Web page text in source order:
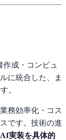
成・コンピュ
に統合した、ま
。
務効率化・コス
です。技術の進
実装を具体的